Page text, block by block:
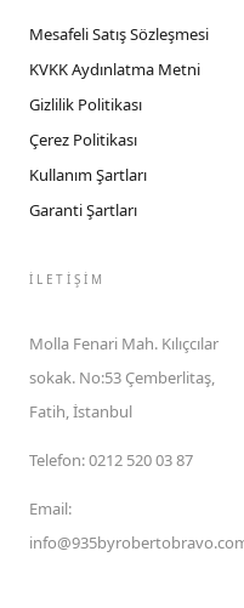
Mesafeli Satış Sözleşmesi
KVKK Aydınlatma Metni
Gizlilik Politikası
Çerez Politikası
Kullanım Şartları
Garanti Şartları
İLETIŞIM
Molla Fenari Mah. Kılıçcılar
sokak. No:53 Çemberlitaş,
Fatih, İstanbul
Telefon:0212 520 03 87
Email: